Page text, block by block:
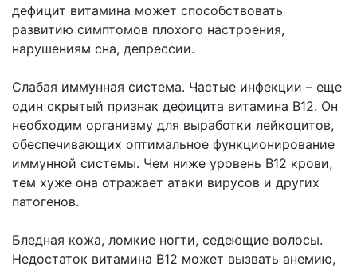
дефицит витамина может способствовать
развитию симптомов плохого настроения,
нарушениям сна, депрессии.
Слабая иммунная система. Частые инфекции – еще
один скрытый признак дефицита витамина B12. Он
необходим организму для выработки лейкоцитов,
обеспечивающих оптимальное функционирование
иммунной системы. Чем ниже уровень B12 крови,
тем хуже она отражает атаки вирусов и других
патогенов.
Бледная кожа, ломкие ногти, седеющие волосы.
Недостаток витамина B12 может вызвать анемию,